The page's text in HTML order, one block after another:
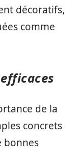
décoratifs,
comme
de la
concrets
bonnes